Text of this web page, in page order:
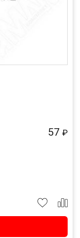
57 ₽